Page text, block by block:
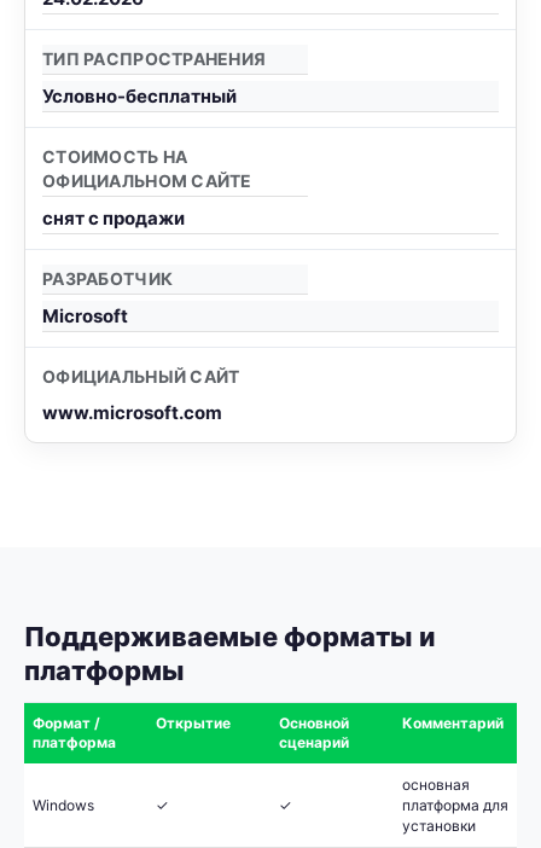
ТИП РАСПРОСТРАНЕНИЯ
Условно-бесплатный
СТОИМОСТЬ НА
ОФИЦИАЛЬНОМ САЙТЕ
снят с продажи
РАЗРАБОТЧИК
Microsoft
ОФИЦИАЛЬНЫЙ САЙТ
www.microsoft.com
Поддерживаемые форматы и
платформы
Формат /
платформа
Открытие
Основной
сценарий
Комментарий
Windows ✓ ✓
основная
платформа для
установки